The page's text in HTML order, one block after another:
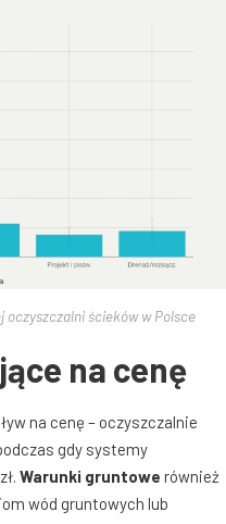
oczyszczalni ścieków w Polsce
na cenę
na cenę – oczyszczalnie
gdy systemy
. Warunki gruntowe również
wód gruntowych lub